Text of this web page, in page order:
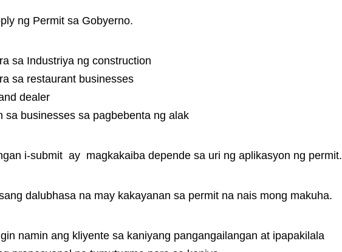
ng Permit sa Gobyerno.
sa Industriya ng construction
sa restaurant businesses
dealer
sa businesses sa pagbebenta ng alak
i-submit ay magkakaiba depende sa uri ng aplikasyon ng permit.
dalubhasa na may kakayanan sa permit na nais mong makuha.
namin ang kliyente sa kaniyang pangangailangan at ipapakilala